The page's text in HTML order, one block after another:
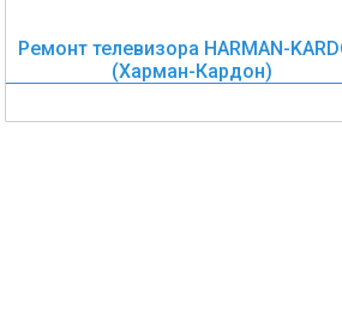
Ремонт телевизора HARMAN-
(Харман-Кардон)